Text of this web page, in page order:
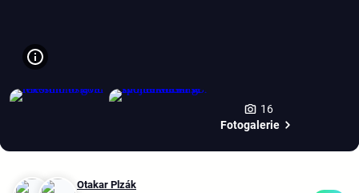
16
Fotogalerie
Otakar Plzák